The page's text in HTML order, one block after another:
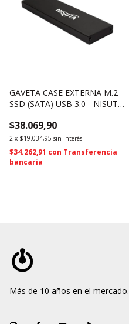
GAVETA CASE EXTERNA M.2
SSD (SATA) USB 3.0 - NISUTA
$38.069,90
2 x $19.034,95 sin interés
$34.262,91 con Transferencia
bancaria
Más de 10 años en el mercado.